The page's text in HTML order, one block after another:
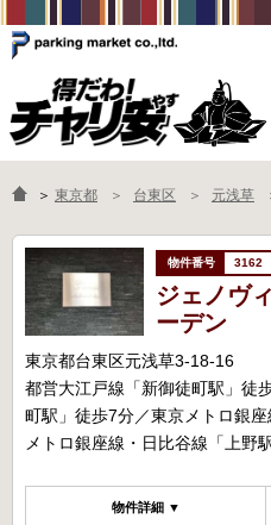
物件一覧
よくあるご質問
＞ 東京都 台東区 元浅草
3162
ジェノヴ
ーデン
東京都台東区元浅草3-18-16
都営大江戸線「新御徒町駅」徒
町駅」徒歩7分／東京メトロ銀
メトロ銀座線・日比谷線「上野
物件詳細 ▼